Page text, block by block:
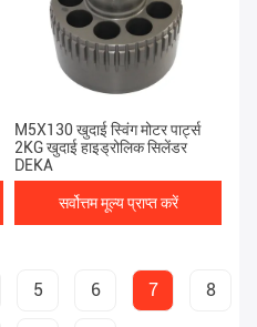
M5X130 खुदाई स्विंग मोटर पार्ट्स
2KG खुदाई हाइड्रोलिक सिलेंडर
DEKA
सर्वोत्तम मूल्य प्राप्त करें
5 6 7 8